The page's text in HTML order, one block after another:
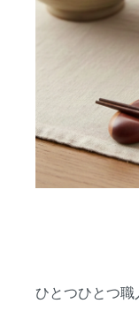
ひとつひとつ職